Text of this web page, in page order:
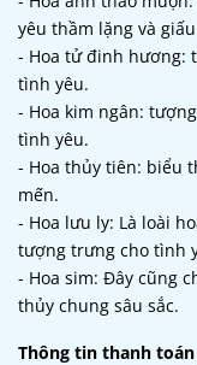
yêu thầm lặng và
- Hoa tử đinh hương:
tình yêu.
- Hoa kim ngân:
tình yêu.
- Hoa thủy tiên: biểu
mến.
- Hoa lưu ly: Là loài
tượng trưng cho tình
- Hoa sim: Đây cũng
thủy chung sâu sắc.
Thông tin thanh